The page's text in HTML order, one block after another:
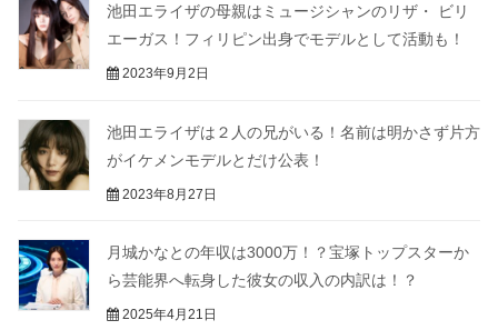
池田エライザの母親はミュージシャンのリザ・ ビリ
エーガス！フィリピン出身でモデルとして活動も！
2023年9月2日
池田エライザは２人の兄がいる！名前は明かさず片方
がイケメンモデルとだけ公表！
2023年8月27日
月城かなとの年収は3000万！？宝塚トップスターか
ら芸能界へ転身した彼女の収入の内訳は！？
2025年4月21日